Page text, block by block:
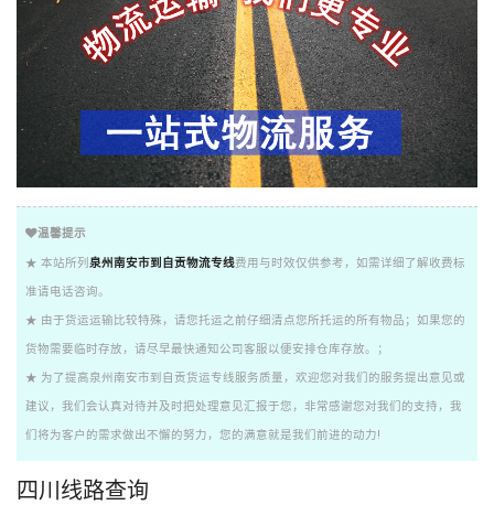
温馨提示
★ 本站所列 泉州南安市到自贡物流专线费用与时效仅供参考，如需详细了解收费标
准请电话咨询。
★ 由于货运运输比较特殊，请您托运之前仔细清点您所托运的所有物品；如果您的
货物需要临时存放，请尽早最快通知公司客服以便安排仓库存放。；
★ 为了提高泉州南安市到自贡货运专线服务质量，欢迎您对我们的服务提出意见或
建议，我们会认真对待并及时把处理意见汇报于您，非常感谢您对我们的支持，我
们将为客户的需求做出不懈的努力，您的满意就是我们前进的动力!
四川线路查询